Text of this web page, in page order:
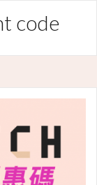
code